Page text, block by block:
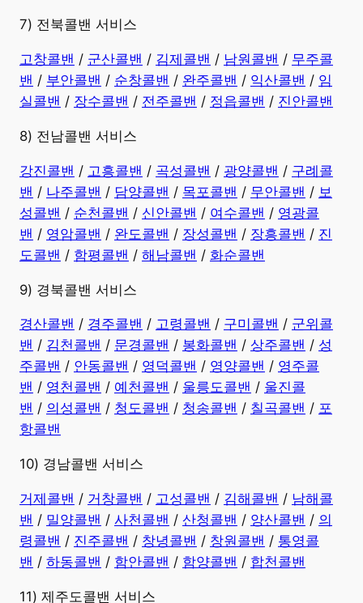
7) 전북콜밴 서비스
고창콜밴 / 군산콜밴 / 김제콜밴 / 남원콜밴 / 무주콜
밴 / 부안콜밴 / 순창콜밴 / 완주콜밴 / 익산콜밴 / 임
실콜밴 / 장수콜밴 / 전주콜밴 / 정읍콜밴 / 진안콜밴
8) 전남콜밴 서비스
강진콜밴 / 고흥콜밴 / 곡성콜밴 / 광양콜밴 / 구례콜
밴 / 나주콜밴 / 담양콜밴 / 목포콜밴 / 무안콜밴 / 보
성콜밴 / 순천콜밴 / 신안콜밴 / 여수콜밴 / 영광콜
밴 / 영암콜밴 / 완도콜밴 / 장성콜밴 / 장흥콜밴 / 진
도콜밴 / 함평콜밴 / 해남콜밴 / 화순콜밴
9) 경북콜밴 서비스
경산콜밴 / 경주콜밴 / 고령콜밴 / 구미콜밴 / 군위콜
밴 / 김천콜밴 / 문경콜밴 / 봉화콜밴 / 상주콜밴 / 성
주콜밴 / 안동콜밴 / 영덕콜밴 / 영양콜밴 / 영주콜
밴 / 영천콜밴 / 예천콜밴 / 울릉도콜밴 / 울진콜
밴 / 의성콜밴 / 청도콜밴 / 청송콜밴 / 칠곡콜밴 / 포
항콜밴
10) 경남콜밴 서비스
​거제콜밴 / 거창콜밴 / 고성콜밴 / 김해콜밴 / 남해콜
밴 / 밀양콜밴 / 사천콜밴 / 산청콜밴 / 양산콜밴 / 의
령콜밴 / 진주콜밴 / 창녕콜밴 / 창원콜밴 / 통영콜
밴 / 하동콜밴 / 함안콜밴 / 함양콜밴 / 합천콜밴
11) 제주도콜밴 서비스